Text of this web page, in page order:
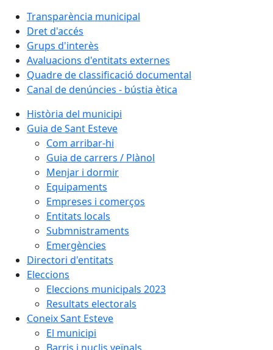
Transparència municipal
Dret d'accés
Grups d'interès
Avaluacions d'entitats externes
Quadre de classificació documental
Canal de denúncies - bústia ètica
Història del municipi
Guia de Sant Esteve
Com arribar-hi
Guia de carrers / Plànol
Menjar i dormir
Equipaments
Empreses i comerços
Entitats locals
Submnistraments
Emergències
Directori d'entitats
Eleccions
Eleccions municipals 2023
Resultats electorals
Coneix Sant Esteve
El municipi